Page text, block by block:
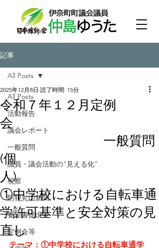
記事
All Posts
活動報告
議会レポート
一般質問
議員・議会活動の“見える化”
視察
防犯丸山新聞
要望書提出等
定例会等
All Posts
令和７年１２月定例
会
一般質問
(個
人)
①中学校における自転車通
学許可基準と安全対策の見
直し
2025年12月8日 読了時間: 15分
テーマ：①中学校における自転車通学